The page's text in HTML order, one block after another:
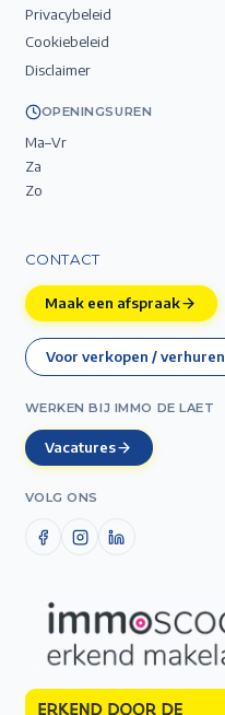
Privacybeleid
Cookiebeleid
Disclaimer
OPENINGSUREN
Ma–Vr
Za
Zo
CONTACT
Maak een afspraak
Voor verkopen / verhuren
WERKEN BIJ IMMO DE LAET
Vacatures
VOLG ONS